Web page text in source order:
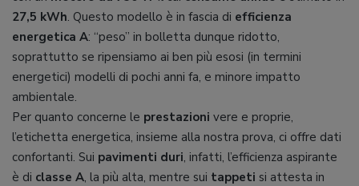
27,5 kWh. Questo modello è in fascia di efficienza
energetica A: “peso” in bolletta dunque ridotto,
soprattutto se ripensiamo ai ben più esosi (in termini
energetici) modelli di pochi anni fa, e minore impatto
ambientale.
Per quanto concerne le prestazioni vere e proprie,
l’etichetta energetica, insieme alla nostra prova, ci offre dati
confortanti. Sui pavimenti duri, infatti, l’efficienza aspirante
è di classe A, la più alta, mentre sui tappeti si attesta in